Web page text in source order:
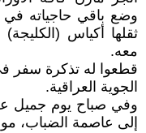
وضع باقي حاجياته في
ثقلها أكياس
معه.
قطعوا له تذكرة سفر
الجوية العراقية.
وفي صباح يوم جميل
إلى عاصمة الضباب،